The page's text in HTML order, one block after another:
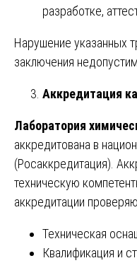
разработке,
Нарушение указанных
заключения
Аккредитация
Лаборатория
аккредитована в
(Росаккредитация).
техническую
аккредитации
Техническая
Квалификация и